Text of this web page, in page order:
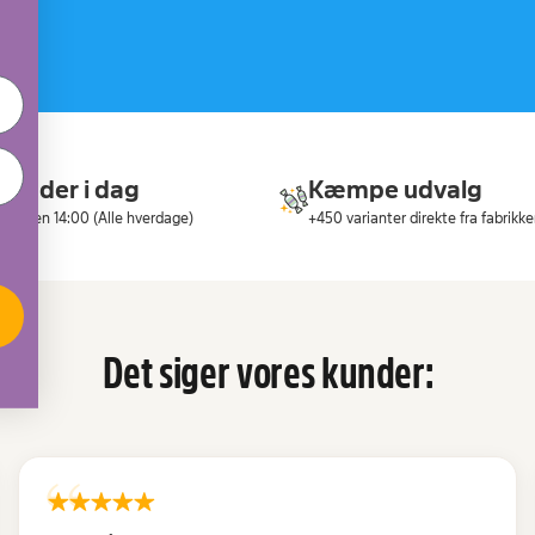
sender i dag
inden 14:00 (Alle hverdage)
Kæmpe udvalg
+450 varianter direkte fra
Det siger vores kunder: